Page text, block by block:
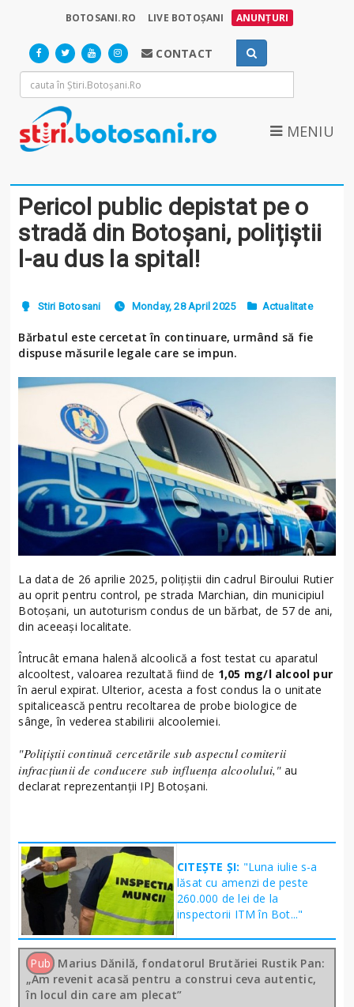
BOTOSANI.RO LIVE BOTOȘANI ANUNȚURI
CONTACT
MENIU
Pericol public depistat pe o
stradă din Botoșani, polițiștii
l-au dus la spital!
Stiri Botosani Monday, 28 April 2025 Actualitate
Bărbatul este cercetat în continuare, urmând să fie
dispuse măsurile legale care se impun.
La data de 26 aprilie 2025, polițiștii din cadrul Biroului Rutier
au oprit pentru control, pe strada Marchian, din municipiul
Botoșani, un autoturism condus de un bărbat, de 57 de ani,
din aceeași localitate.
Întrucât emana halenă alcoolică a fost testat cu aparatul
alcooltest, valoarea rezultată fiind de 1,05 mg/l alcool pur
în aerul expirat. Ulterior, acesta a fost condus la o unitate
spitalicească pentru recoltarea de probe biologice de
sânge, în vederea stabilirii alcoolemiei.
"Polițiștii continuă cercetările sub aspectul comiterii
infracțiunii de conducere sub influența alcoolului,"au
declarat reprezentanții IPJ Botoșani.
CITEȘTE ȘI: "Luna iulie s-a
lăsat cu amenzi de peste
260.000 de lei de la
inspectorii ITM în Bot..."
Pub Marius Dănilă, fondatorul Brutăriei Rustik Pan:
„Am revenit acasă pentru a construi ceva autentic,
în locul din care am plecat”